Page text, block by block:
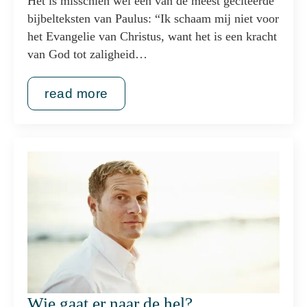
bijbelteksten van Paulus: “Ik schaam mij niet voor
het Evangelie van Christus, want het is een kracht
van God tot zaligheid…
read more
Wie gaat er naar de hel?